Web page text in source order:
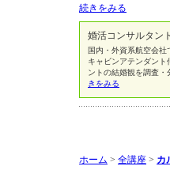
続きをみる
婚活コンサルタン
国内・外資系航空会
キャビンアテンダン
ントの結婚観を調査・
きをみる
ホーム > 全講座 > カ